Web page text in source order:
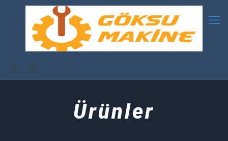
Ürünler